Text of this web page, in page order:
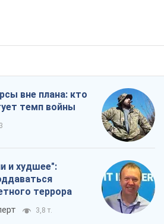
вне плана: кто
темп войны
и худшее":
террора
3,8 т.